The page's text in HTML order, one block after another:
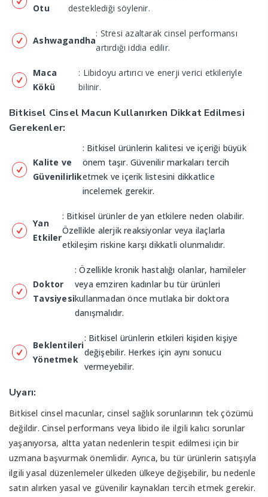
Otu
desteklediği söylenir.
Ashwagandha
: Stresi azaltarak cinsel performansı
artırdığı iddia edilir.
Maca
Kökü
: Libidoyu artırıcı ve enerji verici etkileriyle
bilinir.
Bitkisel Cinsel Macun Kullanırken Dikkat Edilmesi
Gerekenler:
Kalite ve
Güvenilirlik
: Bitkisel ürünlerin kalitesi ve içeriği büyük
önem taşır. Güvenilir markaları tercih
etmek ve içerik listesini dikkatlice
incelemek gerekir.
Yan
Etkiler
: Bitkisel ürünler de yan etkilere neden olabilir.
Özellikle alerjik reaksiyonlar veya ilaçlarla
etkileşim riskine karşı dikkatli olunmalıdır.
Doktor
Tavsiyesi
: Özellikle kronik hastalığı olanlar, hamileler
veya emziren kadınlar bu tür ürünleri
kullanmadan önce mutlaka bir doktora
danışmalıdır.
Beklentileri
Yönetmek
: Bitkisel ürünlerin etkileri kişiden kişiye
değişebilir. Herkes için aynı sonucu
vermeyebilir.
Uyarı:
Bitkisel cinsel macunlar, cinsel sağlık sorunlarının tek çözümü
değildir. Cinsel performans veya libido ile ilgili kalıcı sorunlar
yaşanıyorsa, altta yatan nedenlerin tespit edilmesi için bir
uzmana başvurmak önemlidir. Ayrıca, bu tür ürünlerin satışıyla
ilgili yasal düzenlemeler ülkeden ülkeye değişebilir, bu nedenle
satın alırken yasal ve güvenilir kaynakları tercih etmek gerekir.